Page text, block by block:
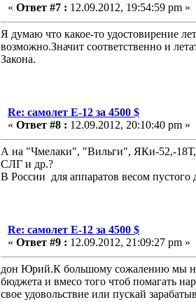
« Ответ #7 : 12.09.2012, 19:54:59 pm »
Я думаю что какое-то удостовирение
возможно.Значит соответственно и
Закона.
Re: самолет Е-12 за 4500 $
« Ответ #8 : 12.09.2012, 20:10:40 pm »
А на "Чмелаки", "Вильги", ЯКи-52,-
СЛГ и др.?
В России для аппаратов весом пустого
Re: самолет Е-12 за 4500 $
« Ответ #9 : 12.09.2012, 21:09:27 pm »
дон Юрий.К большому сожалению мы не
бюджета и вмесо того чтоб помагать
свое удовольствие или пускай